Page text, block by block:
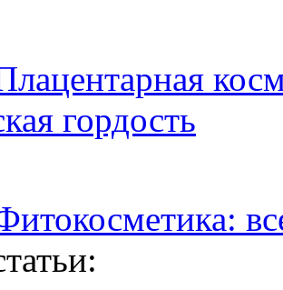
гордость